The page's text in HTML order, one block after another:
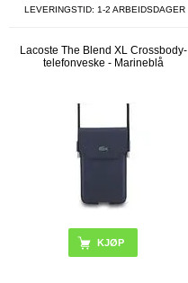
LEVERINGSTID: 1-2 ARBEIDSDAGER
Lacoste The Blend XL Crossbody-
telefonveske - Marineblå